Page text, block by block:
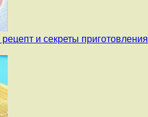
и секреты приготовления